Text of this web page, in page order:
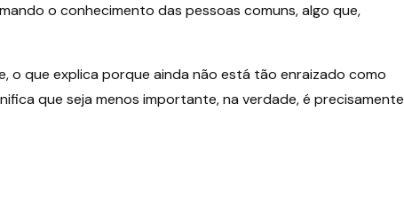
o conhecimento das pessoas comuns, algo que,
o que explica porque ainda não está tão enraizado como
que seja menos importante, na verdade, é precisamente